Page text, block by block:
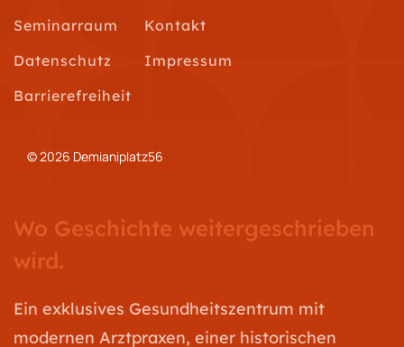
Seminarraum
Kontakt
Datenschutz
Impressum
Barrierefreiheit
© 2026 Demianiplatz56
Wo Geschichte weitergeschrieben
wird.
Ein exklusives Gesundheitszentrum mit
modernen Arztpraxen, einer historischen